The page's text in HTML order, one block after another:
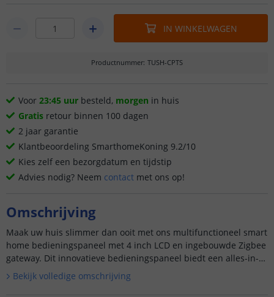
IN WINKELWAGEN
Productnummer: TUSH-CPTS
Voor 23:45 uur besteld, morgen in huis
Gratis retour binnen 100 dagen
2 jaar garantie
Klantbeoordeling SmarthomeKoning 9.2/10
Kies zelf een bezorgdatum en tijdstip
Advies nodig? Neem contact met ons op!
Omschrijving
Maak uw huis slimmer dan ooit met ons multifunctioneel smart
home bedieningspaneel met 4 inch LCD en ingebouwde Zigbee
gateway. Dit innovatieve bedieningspaneel biedt een alles-in-
een oplossing om al uw slimme thuisapparaten moeiteloos t...
Bekijk volledige omschrijving